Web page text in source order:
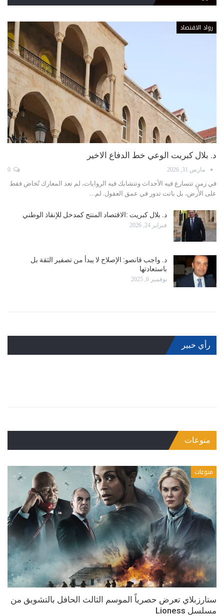
رواد الاقتصاد
د. بلال كبريت الوعي خط الدفاع الاخير
مارس 31, 2026
في زمنٍ تتسارع فيه الأحداث وتتشابك فيه الروايات، لم تعد المعارك تُخاض فقط
على الأرض، بل باتت تدور في عمق العقول. لم…
د. بلال كبريت :الاقتصاد المنتج كمدخل للإنقاذ الوطني
فبراير 24, 2026
د. واجب قانصو: الإصلاح لا يبدأ من تصفير الثقة بل
باستعادتها
نوفمبر 6, 2025
رأي خبير
منوعات
منوعات
ستارزبلاي تعرض حصرياً الموسم الثالث الحافل بالتشويق من
مسلسل Lioness